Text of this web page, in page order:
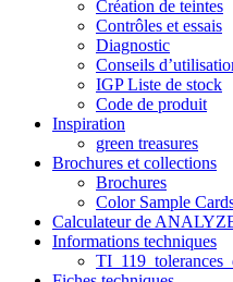
Création de teintes
Contrôles et essais
Diagnostic
Conseils
IGP Liste de stock
Code de produit
Inspiration
green treasures
Brochures et collections
Brochures
Color Sample
Calculateur de
Informations techniques